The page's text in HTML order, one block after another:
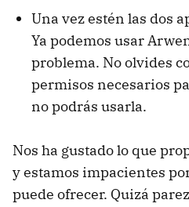
Una vez estén las dos
Ya podemos usar
problema. No olvides
permisos necesarios
no podrás usarla.
Nos ha gustado lo que
y estamos impacientes
puede ofrecer. Quizá